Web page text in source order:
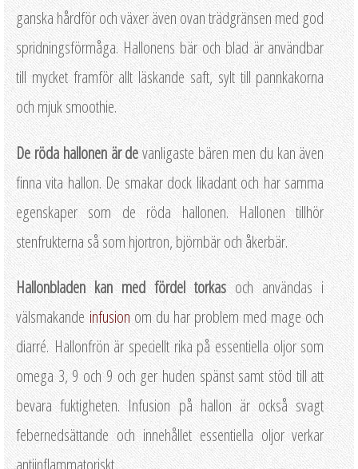
ganska hårdför och växer även ovan trädgränsen med god
spridningsförmåga. Hallonens bär och blad är användbar
till mycket framför allt läskande saft, sylt till pannkakorna
och mjuk smoothie.
De röda hallonen är devanligaste bären men du kan även
finna vita hallon. De smakar dock likadant och har samma
egenskaper som de röda hallonen. Hallonen tillhör
stenfrukterna så som hjortron, björnbär och åkerbär.
Hallonbladen kan med fördel torkasoch användas i
välsmakandeinfusionom du har problem med mage och
diarré. Hallonfrön är speciellt rika på essentiella oljor som
omega 3, 9 och 9 och ger huden spänst samt stöd till att
bevara fuktigheten. Infusion på hallon är också svagt
febernedsättande och innehållet essentiella oljor verkar
antiinflammatoriskt